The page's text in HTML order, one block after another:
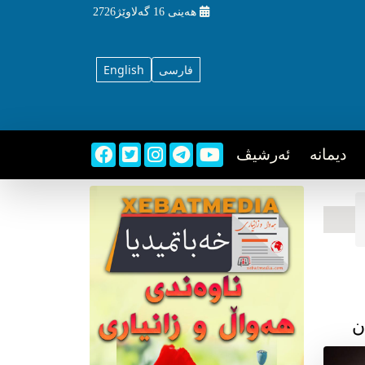
هه‌ینی 16 گه‌لاوێژ2726
English فارسی
دیمانه ئه‌رشیڤ